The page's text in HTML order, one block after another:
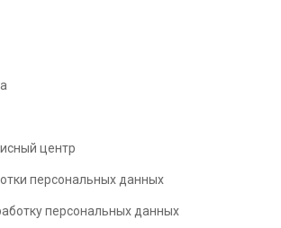
центр
персональных данных
персональных данных